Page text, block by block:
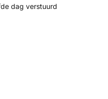
dag verstuurd